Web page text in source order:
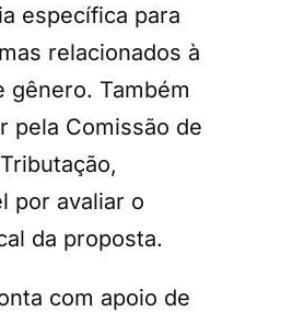
específica para
relacionados à
gênero. Também
pela Comissão de
por avaliar o
da proposta.
com apoio de